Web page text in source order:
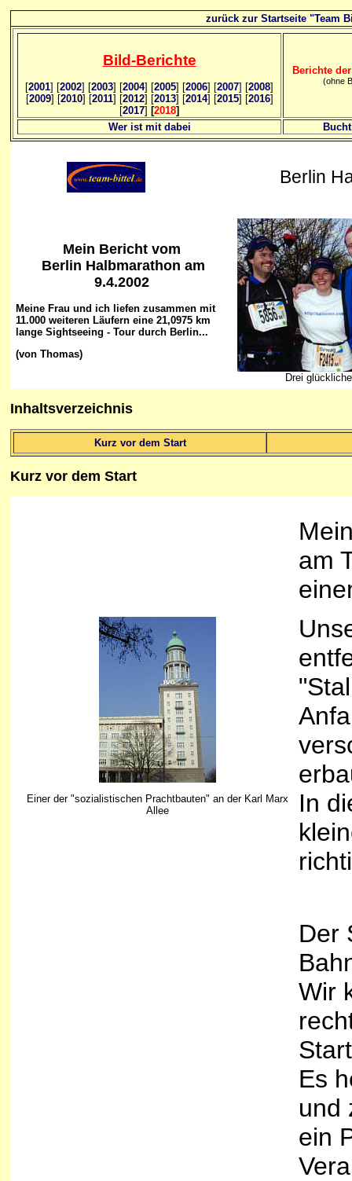
zurück zur Startseite "Team
Bild-Berichte
[2001] [2002] [2003] [2004] [2005] [2006] [2007] [2008]
[2009] [2010] [2011] [2012] [2013] [2014] [2015] [2016]
[2017] [2018]
Berichte
(ohne
Wer ist mit dabei
Berlin
Mein Bericht vom
Berlin Halbmarathon am
9.4.2002
Meine Frau und ich liefen zusammen mit
11.000 weiteren Läufern eine 21,0975 km
lange Sightseeing - Tour durch Berlin...
(von Thomas)
Drei
Inhaltsverzeichnis
Kurz vor dem Start
Kurz vor dem Start
Einer der "sozialistischen Prachtbauten" an der Karl Marx
Allee
am
In
Der
Wir
Es
und
ein